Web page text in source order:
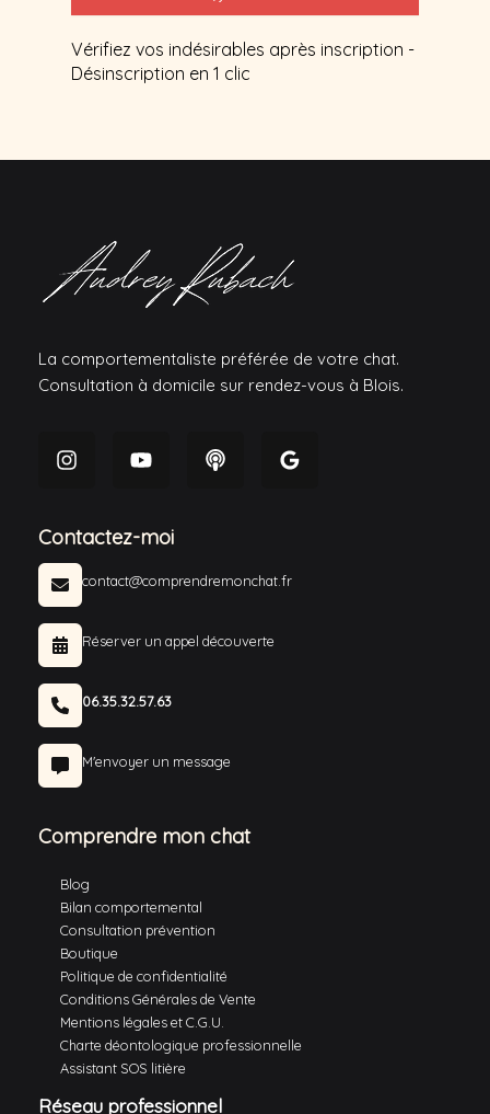
Vérifiez vos indésirables après inscription -
Désinscription en 1 clic
La comportementaliste préférée de votre chat.
Consultation à domicile sur rendez-vous à Blois.
Contactez-moi
contact@comprendremonchat.fr
Réserver un appel découverte
06.35.32.57.63
M'envoyer un message
Comprendre mon chat
Blog
Bilan comportemental
Consultation prévention
Boutique
Politique de confidentialité
Conditions Générales de Vente
Mentions légales et C.G.U.
Charte déontologique professionnelle
Assistant SOS litière
Réseau professionnel